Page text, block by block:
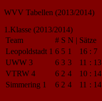
WVV Tabellen (2013/2014)
1.Klasse (2013/2014)
Team
# S N | Sätze
Leopoldstadt 1 6 5 1 16 : 7
UWW 3
6 3 3 11 : 13
VTRW 4
6 2 4 10 : 14
Simmering 1
6 2 4 11 : 14